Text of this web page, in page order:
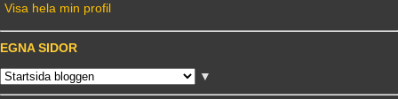
Visa hela min profil
EGNA SIDOR
▼